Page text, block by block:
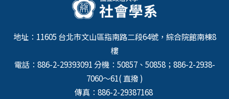
地址：11605 台北市文山區指南路二段64號，綜合院館南棟8
樓
電話：886-2-29393091 分機：50857、50858；886-2-2938-
7060～61( 直撥 )
傳真：886-2-29387168